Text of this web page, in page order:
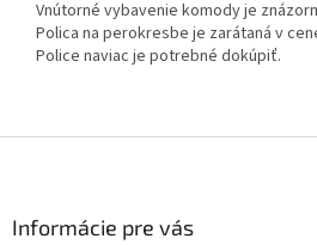
Vnútorné vybavenie komody je
Polica na perokresbe je zarátaná v
Police naviac je potrebné dokúpiť.
Informácie pre vás